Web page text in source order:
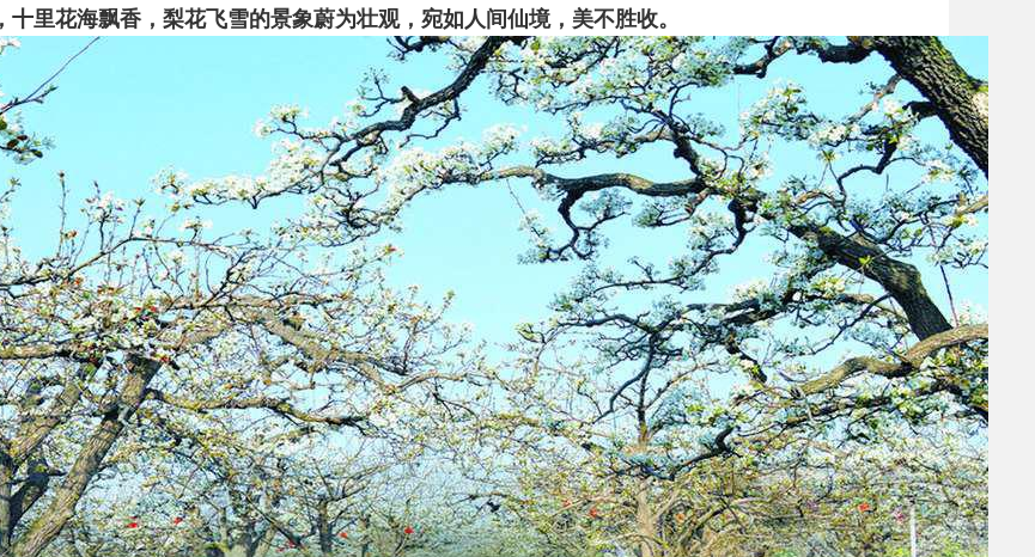
十里花海飘香，梨花飞雪的景象蔚为壮观，宛如人间仙境，美不胜收。